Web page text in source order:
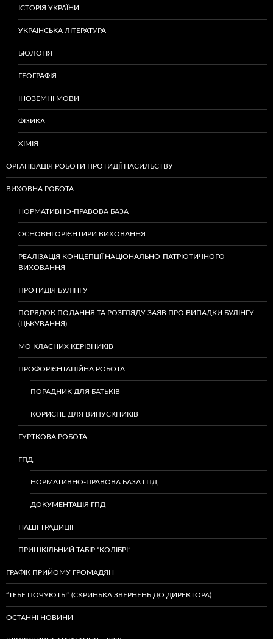
ІСТОРІЯ УКРАЇНИ
УКРАЇНСЬКА ЛІТЕРАТУРА
БІОЛОГІЯ
ГЕОГРАФІЯ
ІНОЗЕМНІ МОВИ
ФІЗИКА
ХІМІЯ
ОРГАНІЗАЦІЯ РОБОТИ ПРОТИДІЇ НАСИЛЬСТВУ
ВИХОВНА РОБОТА
НОРМАТИВНО-ПРАВОВА БАЗА
ОСНОВНІ ОРІЄНТИРИ ВИХОВАННЯ
РЕАЛІЗАЦІЯ КОНЦЕПЦІЇ НАЦІОНАЛЬНО-ПАТРІОТИЧНОГО
ВИХОВАННЯ
ПРОТИДІЯ БУЛІНГУ
ПОРЯДОК ПОДАННЯ ТА РОЗГЛЯДУ ЗАЯВ ПРО ВИПАДКИ БУЛІНГУ
(ЦЬКУВАННЯ)
МО КЛАСНИХ КЕРІВНИКІВ
ПРОФОРІЄНТАЦІЙНА РОБОТА
ПОРАДНИК ДЛЯ БАТЬКІВ
КОРИСНЕ ДЛЯ ВИПУСКНИКІВ
ГУРТКОВА РОБОТА
ГПД
НОРМАТИВНО-ПРАВОВА БАЗА ГПД
ДОКУМЕНТАЦІЯ ГПД
НАШІ ТРАДИЦІЇ
ПРИШКІЛЬНИЙ ТАБІР “КОЛІБРІ”
ГРАФІК ПРИЙОМУ ГРОМАДЯН
“ТЕБЕ ПОЧУЮТЬ!” (СКРИНЬКА ЗВЕРНЕНЬ ДО ДИРЕКТОРА)
ОСТАННІ НОВИНИ